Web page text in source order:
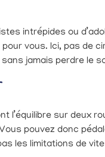
intrépides ou
vous. Ici, pas de
jamais perdre le
l’équilibre sur deux
pouvez donc
les limitations de